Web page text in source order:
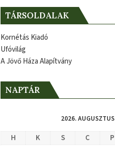
TÁRSOLDALAK
Kornétás Kiadó
Ufóvilág
A Jövő Háza Alapítvány
NAPTÁR
2026. AUGUSZTUS
H K S C P